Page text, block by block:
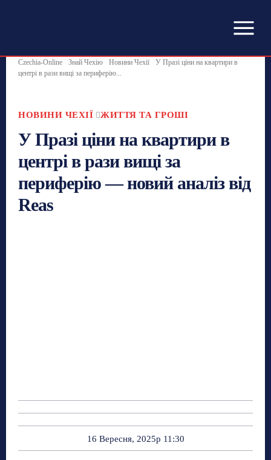
Czechia-Online Знай Чехію Новини Чехії
У Празі ціни на квартири в
центрі в рази вищі за периферію...
НОВИНИ ЧЕХІЇ ЖИТТЯ ТА ГРОШІ
У Празі ціни на квартири в
центрі в рази вищі за
периферію — новий аналіз від
Reas
16 Вересня, 2025р 11:30